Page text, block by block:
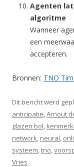
Agenten
algoritme
Wanneer
een
accepteren.
Bronnen: TNO
Dit bericht werd
anticipatie,Arnout
glazen bol,
network, neural,
systeem,tno,
Vries.